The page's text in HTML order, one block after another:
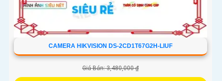
CAMERA HIKVISION DS-2CD1T67G2H-LIUF
Giá Bán: 3,480,000 ₫